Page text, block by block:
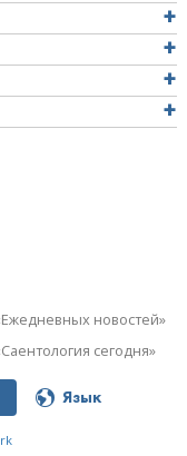
новостей»
сегодня»
Язык